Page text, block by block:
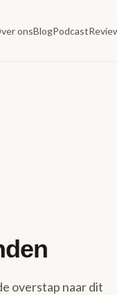
onsBlogPodcast
overstap naar dit